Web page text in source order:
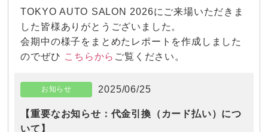
TOKYO AUTO SALON 2026にご来場いただきま
した皆様ありがとうございました。
会期中の様子をまとめたレポートを作成しました
のでぜひ
こちらから ご覧ください。
お知らせ 2025/06/25
【重要なお知らせ：代金引換（カード払い）につ
いて】